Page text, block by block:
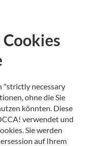
"strictly necessary
ohne die Sie
könnten. Diese
verwendet und
Sie werden
auf Ihrem